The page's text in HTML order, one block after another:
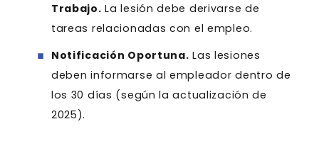
Trabajo. La lesión debe derivarse de
tareas relacionadas con el empleo.
Notificación Oportuna. Las lesiones
deben informarse al empleador dentro de
los 30 días (según la actualización de
2025).